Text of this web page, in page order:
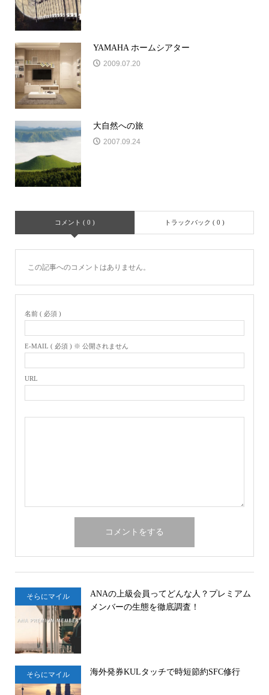
YAMAHA ホームシアター
2009.07.20
大自然への旅
2007.09.24
コメント ( 0 ) トラックバック ( 0 )
この記事へのコメントはありません。
名前 ( 必須 )
E-MAIL ( 必須 ) ※ 公開されません
URL
そらにマイル
ANAの上級会員ってどんな人？プレミアム
メンバーの生態を徹底調査！
そらにマイル 海外発券KULタッチで時短節約SFC修行